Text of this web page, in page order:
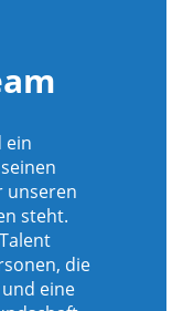
ein
unseren
steht.
die
eine